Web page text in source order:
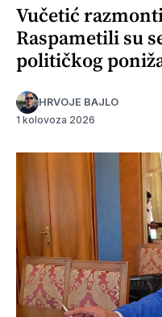
Vučetić
Raspametili su
političkog
HRVOJE BAJLO
1 kolovoza 2026